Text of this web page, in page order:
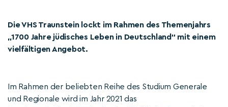
Die VHS Traunstein lockt im Rahmen des Themenjahrs
„1700 Jahre jüdisches Leben in Deutschland“ mit einem
vielfältigen Angebot.
Im Rahmen der beliebten Reihe des Studium Generale
und Regionale wird im Jahr 2021 das